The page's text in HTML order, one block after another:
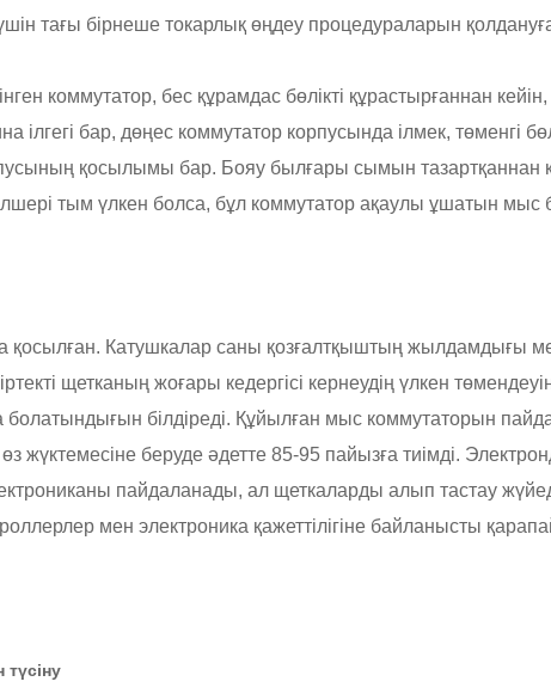
тағы бірнеше токарлық өңдеу процедураларын
коммутатор, бес құрамдас бөлікті құрастырғаннан
ілгегі бар, дөңес коммутатор корпусында ілмек, төменгі
қосылымы бар. Бояу былғары сымын тазартқаннан
тым үлкен болса, бұл коммутатор ақаулы ұшатын мыс
қосылған. Катушкалар саны қозғалтқыштың жылдамдығы
щетканың жоғары кедергісі кернеудің үлкен
болатындығын білдіреді. Құйылған мыс коммутаторын
жүктемесіне беруде әдетте 85-95 пайызға тиімді.
пайдаланады, ал щеткаларды алып тастау
мен электроника қажеттілігіне байланысты
түсіну